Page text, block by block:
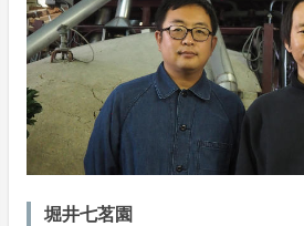
堀井七茗園